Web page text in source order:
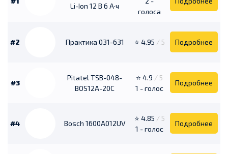
Li-Ion 12 В 6 А·ч
голоса
#2 Практика 031-631 ⭐ 4.95 / 5 Подробнее
#3
Pitatel TSB-048-
BOS12A-20C
⭐ 4.9 / 5
1 - голос
Подробнее
#4 Bosch 1600A012UV
⭐ 4.85 / 5
1 - голос
Подробнее